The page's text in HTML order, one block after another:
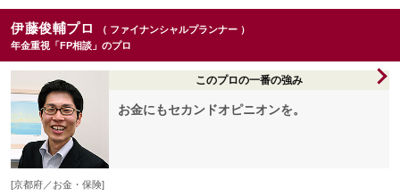
伊藤俊輔プロ
（ ファイナンシャルプランナー ）
年金重視「FP相談」のプロ
このプロの一番の強み
お金にもセカンドオピニオンを。
[京都府／お金・保険]